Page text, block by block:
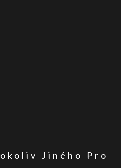
Jiného Pro